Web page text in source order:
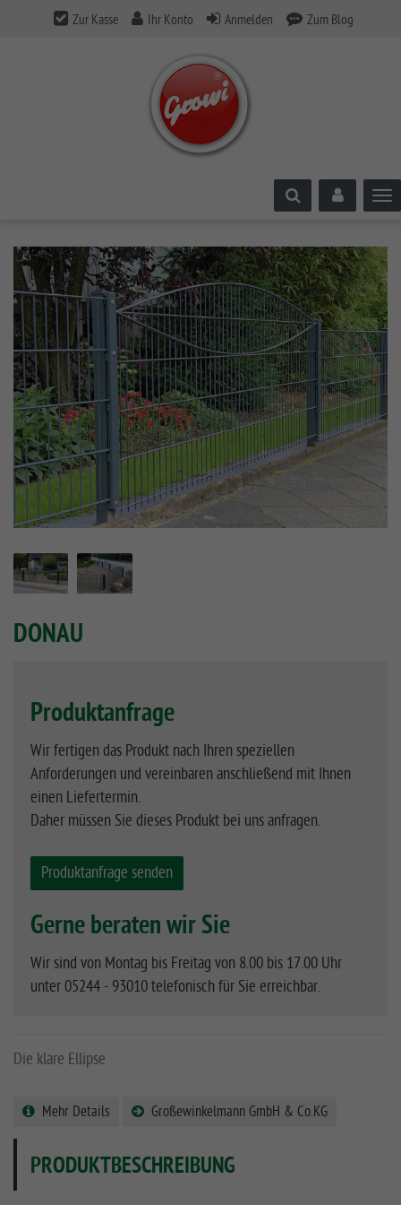
Zur Kasse Ihr Konto Anmelden Zum Blog
DONAU
Produktanfrage
Wir fertigen das Produkt nach Ihren speziellen
Anforderungen und vereinbaren anschließend mit Ihnen
einen Liefertermin.
Daher müssen Sie dieses Produkt bei uns anfragen.
Produktanfrage senden
Gerne beraten wir Sie
Wir sind von Montag bis Freitag von 8.00 bis 17.00 Uhr
unter 05244 - 93010telefonisch für Sie erreichbar.
Die klare Ellipse
Mehr Details Großewinkelmann GmbH & Co.KG
PRODUKTBESCHREIBUNG